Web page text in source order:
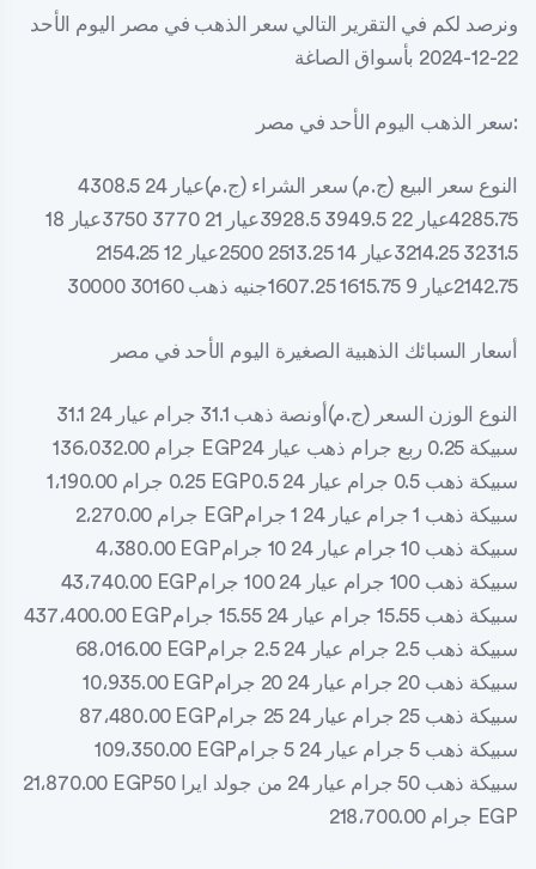
ونرصد لكم في التقرير التالي سعر الذهب في مصر اليوم الأحد
22-12-2024 بأسواق الصاغة
سعر الذهب اليوم الأحد في مصر:
النوع سعر البيع (ج.م) سعر الشراء (ج.م)عيار 24 4308.5
4285.75عيار 22 3949.5 3928.5عيار 21 3770 3750عيار 18
3231.5 3214.25عيار 14 2513.25 2500عيار 12 2154.25
2142.75عيار 9 1615.75 1607.25جنيه ذهب 30160 30000
أسعار السبائك الذهبية الصغيرة اليوم الأحد في مصر
النوع الوزن السعر (ج.م)أونصة ذهب 31.1 جرام عيار 24 31.1
جرام 136،032.00 EGPسبيكة 0.25 ربع جرام ذهب عيار 24
0.25 جرام 1،190.00 EGPسبيكة ذهب 0.5 جرام عيار 24 0.5
جرام 2،270.00 EGPسبيكة ذهب 1 جرام عيار 24 1 جرام
4،380.00 EGPسبيكة ذهب 10 جرام عيار 24 10 جرام
43،740.00 EGPسبيكة ذهب 100 جرام عيار 24 100 جرام
437،400.00 EGPسبيكة ذهب 15.55 جرام عيار 24 15.55 جرام
68،016.00 EGPسبيكة ذهب 2.5 جرام عيار 24 2.5 جرام
10،935.00 EGPسبيكة ذهب 20 جرام عيار 24 20 جرام
87،480.00 EGPسبيكة ذهب 25 جرام عيار 24 25 جرام
109،350.00 EGPسبيكة ذهب 5 جرام عيار 24 5 جرام
21،870.00 EGPسبيكة ذهب 50 جرام عيار 24 من جولد ايرا 50
جرام 218،700.00 EGP